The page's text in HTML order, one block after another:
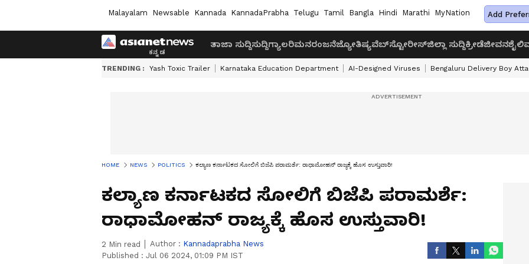
Malayalam Newsable Kannada KannadaPrabha Telugu Tamil Bangla Hindi Marathi MyNation Add
ತಾಜಾ ಸುದ್ದಿಸುದ್ದಿಗ್ಯಾಲರಿಮನರಂಜನೆಜ್ಯೋತಿಷ್ಯವೆಬ್‌ಸ್ಟೋರೀಸ್ಜಿಲ್ಲಾ ಸುದ್ದಿಕ್ರೀಡೆಜೀವನಶೈಲಿ
TRENDING : Yash Toxic Trailer Karnataka Education Department AI-Designed Viruses Bengaluru Delivery Boy
HOME NEWS POLITICS ಕಲ್ಯಾಣ ಕರ್ನಾಟಕದ ಸೋಲಿಗೆ ಬಿಜೆಪಿ ಪರಾಮರ್ಶೆ: ರಾಧಾಮೋಹನ್‌ ರಾಜ್ಯಕ್ಕೆ ಹೊಸ ಉಸ್ತುವಾರಿ!
ಕಲ್ಯಾಣ ಕರ್ನಾಟಕದ ಸೋಲಿಗೆ ಬಿಜೆಪಿ ಪರಾಮರ್ಶೆ:
ರಾಧಾಮೋಹನ್‌ ರಾಜ್ಯಕ್ಕೆ ಹೊಸ ಉಸ್ತುವಾರಿ!
2 Min read Author : Kannadaprabha News
Published : Jul 06 2024, 01:09 PM IST